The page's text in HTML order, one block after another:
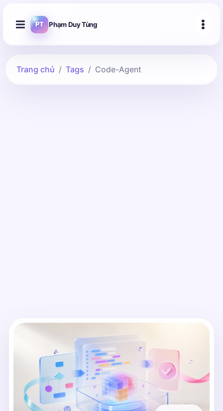
PT Phạm Duy Tùng
Trang chủ Tags Code-Agent